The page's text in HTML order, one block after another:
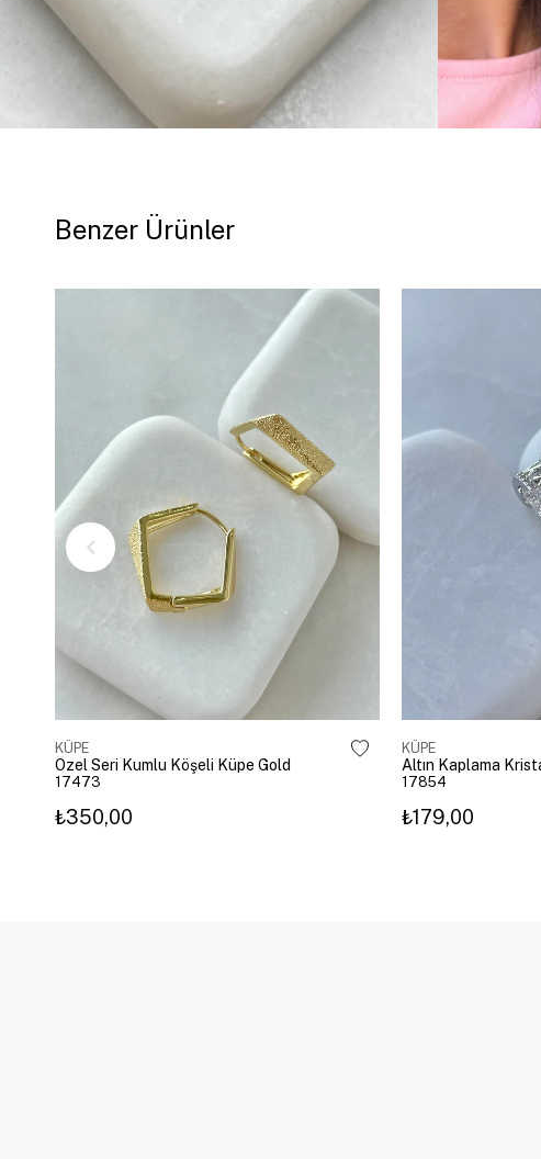
Benzer Ürünler
KÜPE
Özel Seri Kumlu Köşeli Küpe Gold
17473
₺350,00
KÜPE
17854
₺179,00